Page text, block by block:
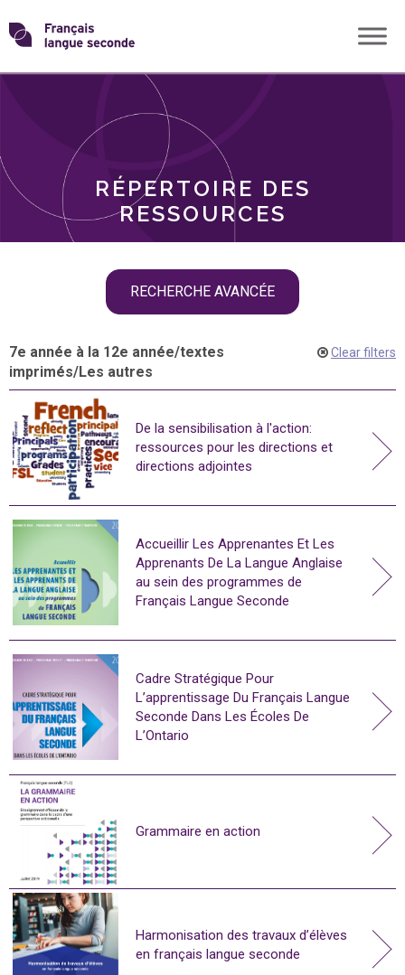
Skip
toTransformons
langue
RÉPERTOIRE DES
RESSOURCES
RECHERCHE AVANCÉE
THÈMES
7e année à la 12e année/textes
imprimés/Les autres
Clear filters
De la sensibilisation à l'action:
ressources pour les directions et
directions adjointes
Accueillir Les Apprenantes Et Les
Apprenants De La Langue Anglaise
au sein des programmes de
Français Langue Seconde
Cadre Stratégique Pour
L’apprentissage Du Français Langue
Seconde Dans Les Écoles De
L’Ontario
Grammaire en action
Harmonisation des travaux d’élèves
en français langue seconde